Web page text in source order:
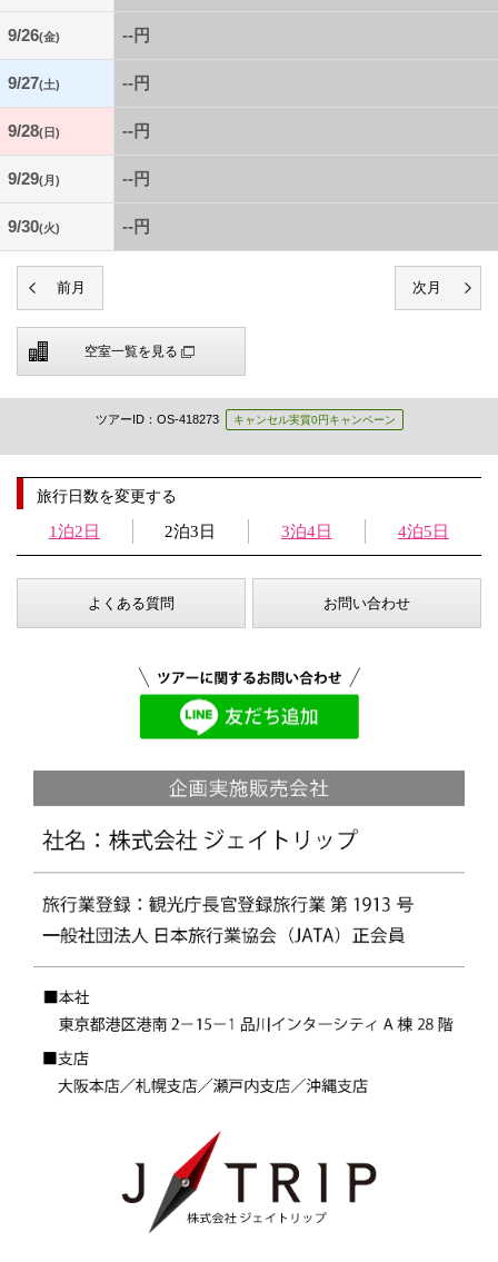
9/26(金) --円
9/27(土) --円
9/28(日) --円
9/29(月) --円
9/30(火) --円
空室一覧を見る
ツアーID：OS-418273 キャンセル実質0円キャンペーン
旅行日数を変更する
1泊2日 2泊3日 3泊4日 4泊5日
よくある質問 お問い合わせ